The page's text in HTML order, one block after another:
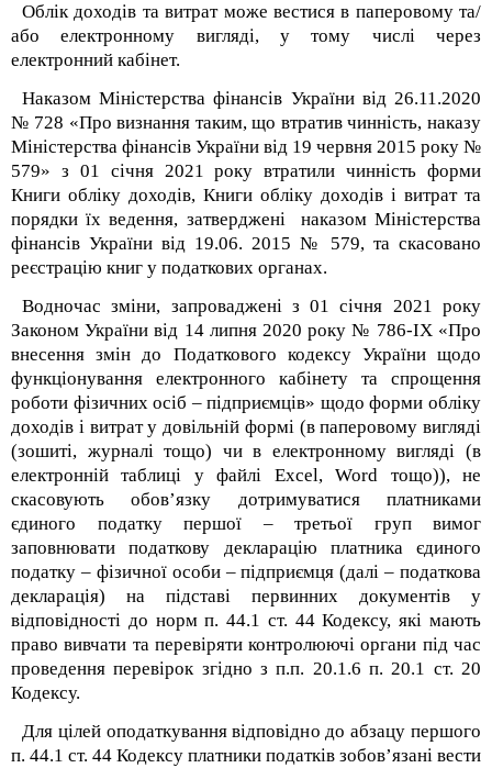
Облік доходів та витрат може вестися в паперовому та/
або електронному вигляді, у тому числі через
електронний кабінет.
Наказом Міністерства фінансів України від 26.11.2020
№ 728 «Про визнання таким, що втратив чинність, наказу
Міністерства фінансів України від 19 червня 2015 року №
579» з 01 січня 2021 року втратили чинність форми
Книги обліку доходів, Книги обліку доходів і витрат та
порядки їх ведення, затверджені наказом Міністерства
фінансів України від 19.06. 2015 № 579, та скасовано
реєстрацію книг у податкових органах.
Водночас зміни, запроваджені з 01 січня 2021 року
Законом України від 14 липня 2020 року № 786-IX «Про
внесення змін до Податкового кодексу України щодо
функціонування електронного кабінету та спрощення
роботи фізичних осіб – підприємців» щодо форми обліку
доходів і витрат у довільній формі (в паперовому вигляді
(зошиті, журналі тощо) чи в електронному вигляді (в
електронній таблиці у файлі Excel, Word тощо)), не
скасовують обов’язку дотримуватися платниками
єдиного податку першої – третьої груп вимог
заповнювати податкову декларацію платника єдиного
податку – фізичної особи – підприємця (далі – податкова
декларація) на підставі первинних документів у
відповідності до норм п. 44.1 ст. 44 Кодексу, які мають
право вивчати та перевіряти контролюючі органи під час
проведення перевірок згідно з п.п. 20.1.6 п. 20.1 ст. 20
Кодексу.
Для цілей оподаткування відповідно до абзацу першого
п. 44.1 ст. 44 Кодексу платники податків зобов’язані вести